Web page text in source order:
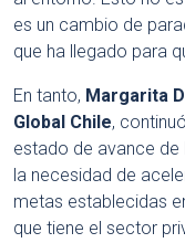
es un cambio de
que ha llegado para
En tanto, Margarita
Global Chile,
estado de avance de
la necesidad de
metas establecidas
que tiene el sector